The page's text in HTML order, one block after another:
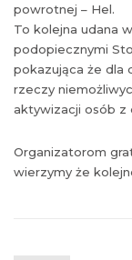
powrotnej – Hel.
To kolejna udana
podopiecznymi
pokazująca że dla
rzeczy
aktywizacji osób z
Organizatorom
wierzymy że